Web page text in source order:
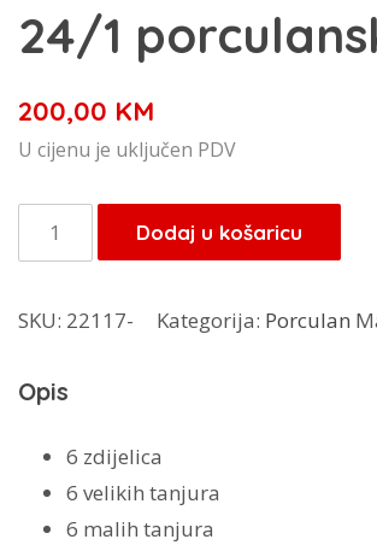
24/1
200,00 KM
U cijenu je uključen PDV
Lucky
Art
24/1
set
Dodaj u košaricu
SKU: 22117- Kategorija: Porculan
Opis
6 zdijelica
6 velikih tanjura
6 malih tanjura